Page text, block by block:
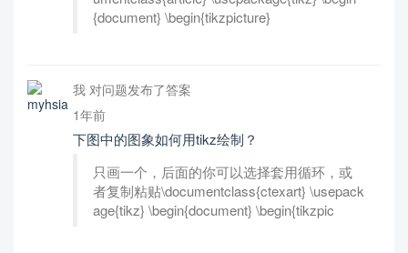
{document} \begin{tikzpicture}
我 对问题发布了答案
1年前
下图中的图象如何用tikz绘制？
只画一个，后面的你可以选择套用循环，或
者复制粘贴\documentclass{ctexart} \usepack
age{tikz} \begin{document} \begin{tikzpic